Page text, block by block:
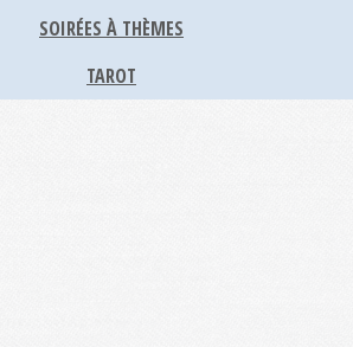
SOIRÉES À THÈMES
TAROT